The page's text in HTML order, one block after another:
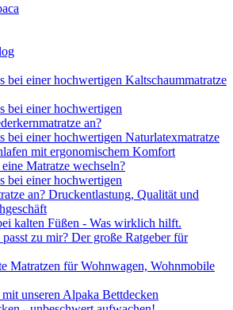
bei einer hochwertigen Kaltschaummatratze
bei einer hochwertigen
an?
bei einer hochwertigen Naturlatexmatratze
mit ergonomischem Komfort
Matratze wechseln?
bei einer hochwertigen
an? Druckentlastung, Qualität und
kalten Füßen - Was wirklich hilft.
zu mir? Der große Ratgeber für
Matratzen für Wohnwagen, Wohnmobile
unseren Alpaka Bettdecken